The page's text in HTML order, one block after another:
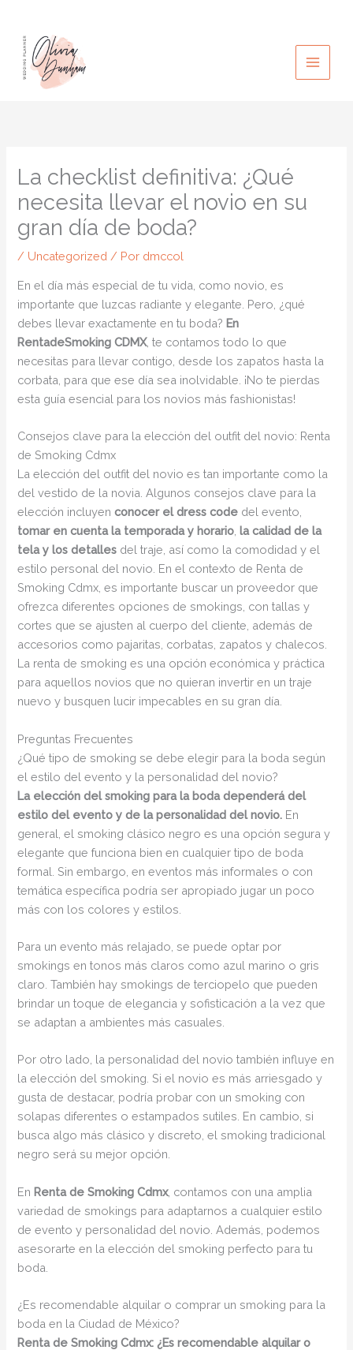
contenido
La checklist definitiva: ¿Qué
necesita llevar el novio en su
gran día de boda?
/ Uncategorized / Por dmccol
En el día más especial de tu vida, como novio, es
importante que luzcas radiante y elegante. Pero, ¿qué
debes llevar exactamente en tu boda? En
RentadeSmoking CDMX, te contamos todo lo que
necesitas para llevar contigo, desde los zapatos hasta la
corbata, para que ese día sea inolvidable. ¡No te pierdas
esta guía esencial para los novios más fashionistas!
Consejos clave para la elección del outfit del novio: Renta
de Smoking Cdmx
La elección del outfit del novio es tan importante como la
del vestido de la novia. Algunos consejos clave para la
elección incluyenconocer el dress code del evento,
tomar en cuenta la temporada y horario la calidad de la
tela y los detalles del traje, así como la comodidad y el
estilo personal del novio. En el contexto de Renta de
Smoking Cdmx, es importante buscar un proveedor que
ofrezca diferentes opciones de smokings, con tallas y
cortes que se ajusten al cuerpo del cliente, además de
accesorios como pajaritas, corbatas, zapatos y chalecos.
La renta de smoking es una opción económica y práctica
para aquellos novios que no quieran invertir en un traje
nuevo y busquen lucir impecables en su gran día.
Preguntas Frecuentes
¿Qué tipo de smoking se debe elegir para la boda según
el estilo del evento y la personalidad del novio?
La elección del smoking para la boda dependerá del
estilo del evento y de la personalidad del novio. En
general, el smoking clásico negro es una opción segura y
elegante que funciona bien en cualquier tipo de boda
formal. Sin embargo, en eventos más informales o con
temática específica podría ser apropiado jugar un poco
más con los colores y estilos.
Para un evento más relajado, se puede optar por
smokings en tonos más claros como azul marino o gris
claro. También hay smokings de terciopelo que pueden
brindar un toque de elegancia y sofisticación a la vez que
se adaptan a ambientes más casuales.
Por otro lado, la personalidad del novio también influye en
la elección del smoking. Si el novio es más arriesgado y
gusta de destacar, podría probar con un smoking con
solapas diferentes o estampados sutiles. En cambio, si
busca algo más clásico y discreto, el smoking tradicional
negro será su mejor opción.
En Renta de Smoking Cdmx, contamos con una amplia
variedad de smokings para adaptarnos a cualquier estilo
de evento y personalidad del novio. Además, podemos
asesorarte en la elección del smoking perfecto para tu
boda.
¿Es recomendable alquilar o comprar un smoking para la
boda en la Ciudad de México?
Renta de Smoking Cdmx: ¿Es recomendable alquilar o